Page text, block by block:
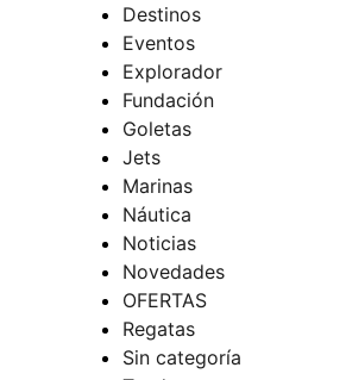
Destinos
Eventos
Explorador
Fundación
Goletas
Jets
Marinas
Náutica
Noticias
Novedades
OFERTAS
Regatas
Sin categoría